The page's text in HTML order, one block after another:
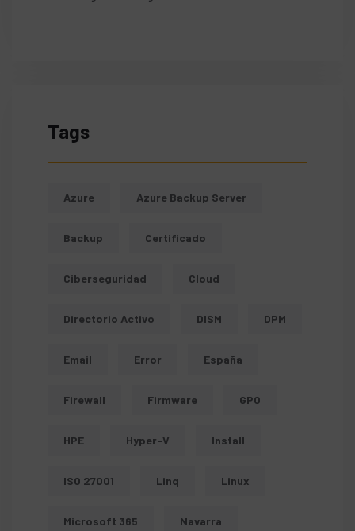
Tags
Azure Azure Backup Server
Backup Certificado
Ciberseguridad Cloud
Directorio Activo DISM DPM
Email Error España
Firewall Firmware GPO
HPE Hyper-V Install
ISO 27001 Linq Linux
Microsoft 365 Navarra